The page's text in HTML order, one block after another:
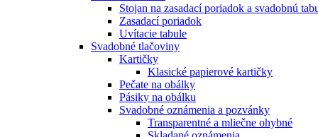
Stojan na zasadací poriadok a svadobnú
Zasadací poriadok
Uvítacie tabule
Svadobné tlačoviny
Kartičky
Klasické papierové kartičky
Pečate na obálky
Pásiky na obálku
Svadobné oznámenia a pozvánky
Transparentné a mliečne ohybné